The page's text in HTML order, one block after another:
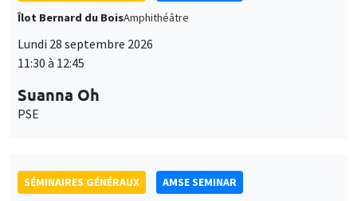
Îlot Bernard du BoisAmphithéâtre
Lundi 28 septembre 2026
11:30 à 12:45
Suanna Oh
PSE
SÉMINAIRES GÉNÉRAUX
AMSE SEMINAR